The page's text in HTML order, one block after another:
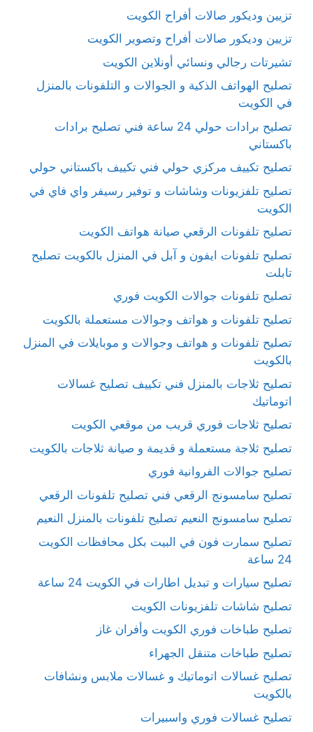
تزيين وديكور صالات أفراح الكويت
تزيين وديكور صالات أفراح وتصوير الكويت
تشيرتات رجالي ونسائي أونلاين الكويت
تصليح الهواتف الذكية و الجوالات و التلفونات بالمنزل
في الكويت
تصليح برادات حولي 24 ساعة فني تصليح برادات
باكستاني
تصليح تكييف مركزي حولي فني تكييف باكستاني حولي
تصليح تلفزيونات وشاشات و توفير رسيفر واي فاي في
الكويت
تصليح تلفونات الرقعي صيانة هواتف الكويت
تصليح تلفونات ايفون و آبل في المنزل بالكويت تصليح
تابلت
تصليح تلفونات جوالات الكويت فوري
تصليح تلفونات و هواتف وجوالات مستعملة بالكويت
تصليح تلفونات و هواتف وجوالات و موبايلات في المنزل
بالكويت
تصليح ثلاجات بالمنزل فني تكييف تصليح غسالات
اتوماتيك
تصليح ثلاجات فوري قريب من موقعي الكويت
تصليح ثلاجة مستعملة و قديمة و صيانة ثلاجات بالكويت
تصليح جوالات الفروانية فوري
تصليح سامسونج الرقعي فني تصليح تلفونات الرقعي
تصليح سامسونج النعيم تصليح تلفونات بالمنزل النعيم
تصليح سمارت فون في البيت بكل محافظات الكويت
24 ساعة
تصليح سيارات و تبديل اطارات في الكويت 24 ساعة
تصليح شاشات تلفزيونات الكويت
تصليح طباخات فوري الكويت وأفران غاز
تصليح طباخات متنقل الجهراء
تصليح غسالات اتوماتيك و غسالات ملابس ونشافات
بالكويت
تصليح غسالات فوري واسبيرات